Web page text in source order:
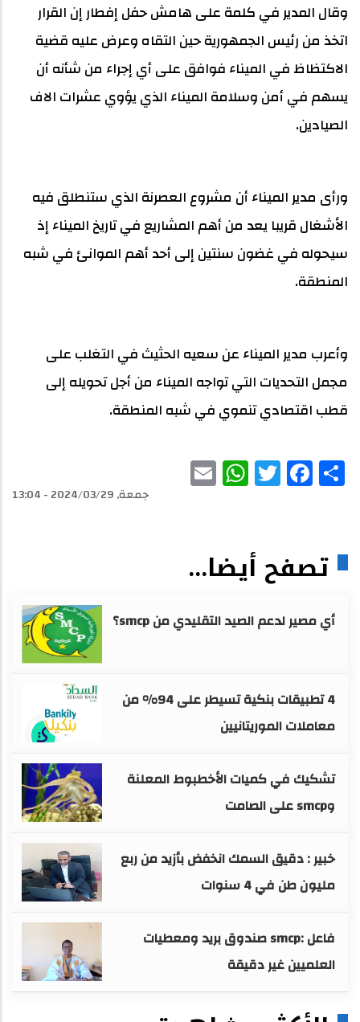
وقال المدير في كلمة على هامش حفل إفطار إن القرار
اتخذ من رئيس الجمهورية حين التقاه وعرض عليه قضية
الاكتظاظ في الميناء فوافق على أي إجراء من شأنه أن
يسهم في أمن وسلامة الميناء الذي يؤوي عشرات الاف
الصيادين.
ورأى مدير الميناء أن مشروع العصرنة الذي ستنطلق فيه
الأشغال قريبا يعد من أهم المشاريع في تاريخ الميناء إذ
سيحوله في غضون سنتين إلى أحد أهم الموانئ في شبه
المنطقة.
وأعرب مدير الميناء عن سعيه الحثيث في التغلب على
مجمل التحديات التي تواجه الميناء من أجل تحويله إلى
قطب اقتصادي تنموي في شبه المنطقة.
Share
Facebook
Twitter
WhatsApp
جمعة, 2024/03/29 - 13:04
تصفح أيضا...
أي مصير لدعم الصيد التقليدي من smcp؟
4 تطبيقات بنكية تسيطر على 94% من
معاملات الموريتانيين
تشكيك في كميات الأخطبوط المعلنة
وsmcp على الصامت
خبير : دقيق السمك انخفض بأزيد من ربع
مليون طن في 4 سنوات
فاعل :smcp صندوق بريد ومعطيات
العلميين غير دقيقة